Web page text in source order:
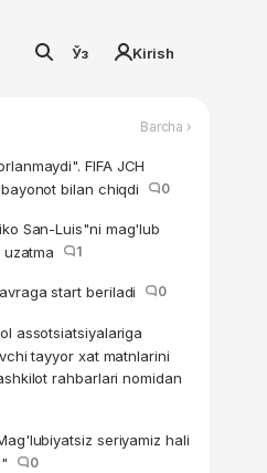
Ўз Kirish
Barcha ›
FIFA JCH
bilan chiqdi
0
San-Luis"ni mag'lub
1
start beriladi 0
assotsiatsiyalariga
tayyor xat matnlarini
rahbarlari nomidan
seriyamiz hali
0